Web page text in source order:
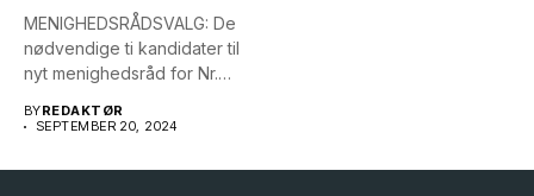
MENIGHEDSRÅDSVALG: De
nødvendige ti kandidater til
nyt menighedsråd for Nr.
BYREDAKTØR
SEPTEMBER 20, 2024